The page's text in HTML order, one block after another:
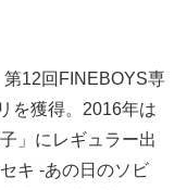
12回FINEBOYS専
を獲得。2016年は
」にレギュラー出
キ -あの日のソビ